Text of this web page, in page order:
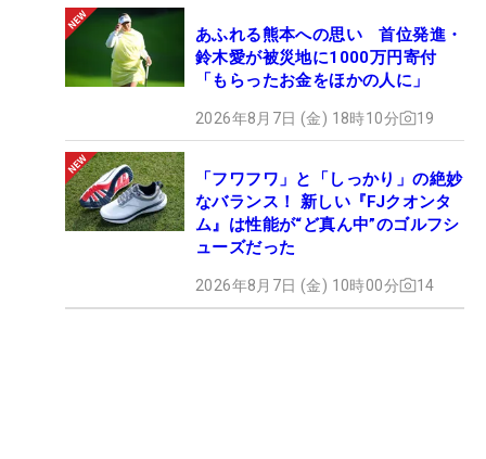
あふれる熊本への思い 首位発進・
鈴木愛が被災地に1000万円寄付
「もらったお金をほかの人に」
2026年8月7日 (金) 18時10分 19
「フワフワ」と「しっかり」の絶妙
なバランス！ 新しい『FJクオンタ
ム』は性能が“ど真ん中”のゴルフシ
ューズだった
2026年8月7日 (金) 10時00分 14